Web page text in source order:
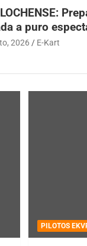
a puro
2026 E-Kart
PILOTOS